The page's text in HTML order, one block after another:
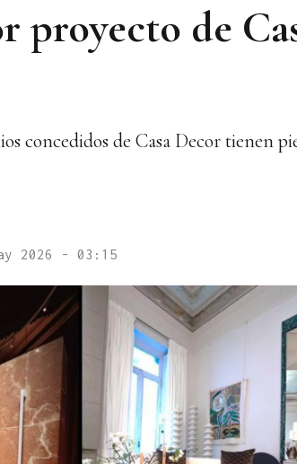
proyecto de
concedidos de Casa Decor tienen
2026 - 03:15